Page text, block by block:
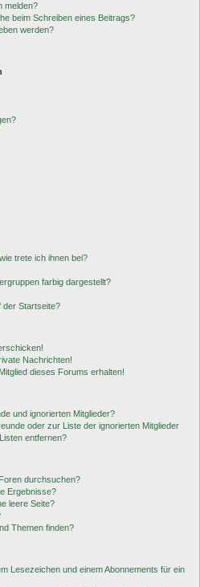
melden?
beim Schreiben eines Beitrags?
werden?
trete ich ihnen bei?
farbig dargestellt?
der Startseite?
Nachrichten!
dieses Forums erhalten!
und ignorierten Mitglieder?
oder zur Liste der ignorierten Mitglieder
entfernen?
durchsuchen?
Ergebnisse?
leere Seite?
Themen finden?
Lesezeichen und einem Abonnements für ein